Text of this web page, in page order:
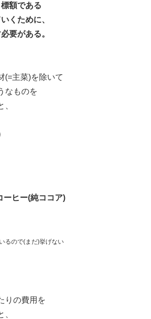
額である
くために、
要がある。
(=主菜)を除いて
なものを
ーヒー(純ココア)
るので(まだ)挙げない
りの費用を